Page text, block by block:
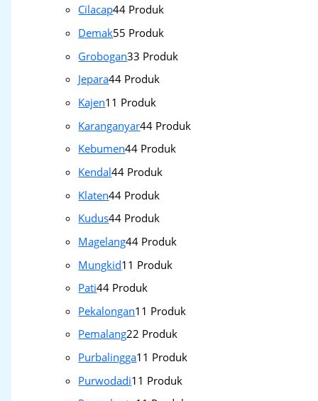
Cilacap44 Produk
Demak55 Produk
Grobogan33 Produk
Jepara44 Produk
Kajen1 1 Produk
Karanganyar44 Produk
Kebumen44 Produk
Kendal44 Produk
Klaten44 Produk
Kudus44 Produk
Magelang44 Produk
Mungkid1 1 Produk
Pati44 Produk
Pekalongan1 1 Produk
Pemalang22 Produk
Purbalingga1 1 Produk
Purwodadi1 1 Produk